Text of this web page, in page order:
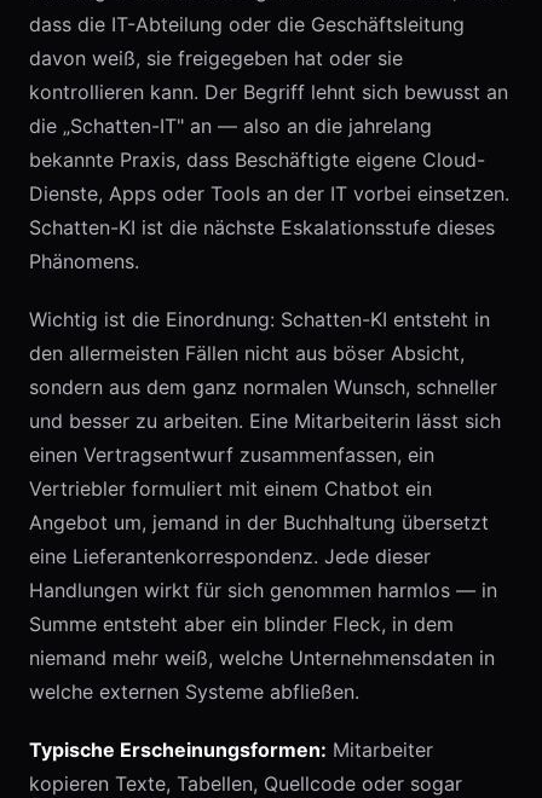
dass die IT-Abteilung oder die Geschäftsleitung
davon weiß, sie freigegeben hat oder sie
kontrollieren kann. Der Begriff lehnt sich bewusst an
die „Schatten-IT" an — also an die jahrelang
bekannte Praxis, dass Beschäftigte eigene Cloud-
Dienste, Apps oder Tools an der IT vorbei einsetzen.
Schatten-KI ist die nächste Eskalationsstufe dieses
Phänomens.
Wichtig ist die Einordnung: Schatten-KI entsteht in
den allermeisten Fällen nicht aus böser Absicht,
sondern aus dem ganz normalen Wunsch, schneller
und besser zu arbeiten. Eine Mitarbeiterin lässt sich
einen Vertragsentwurf zusammenfassen, ein
Vertriebler formuliert mit einem Chatbot ein
Angebot um, jemand in der Buchhaltung übersetzt
eine Lieferantenkorrespondenz. Jede dieser
Handlungen wirkt für sich genommen harmlos — in
Summe entsteht aber ein blinder Fleck, in dem
niemand mehr weiß, welche Unternehmensdaten in
welche externen Systeme abfließen.
Typische Erscheinungsformen: Mitarbeiter
kopieren Texte, Tabellen, Quellcode oder sogar